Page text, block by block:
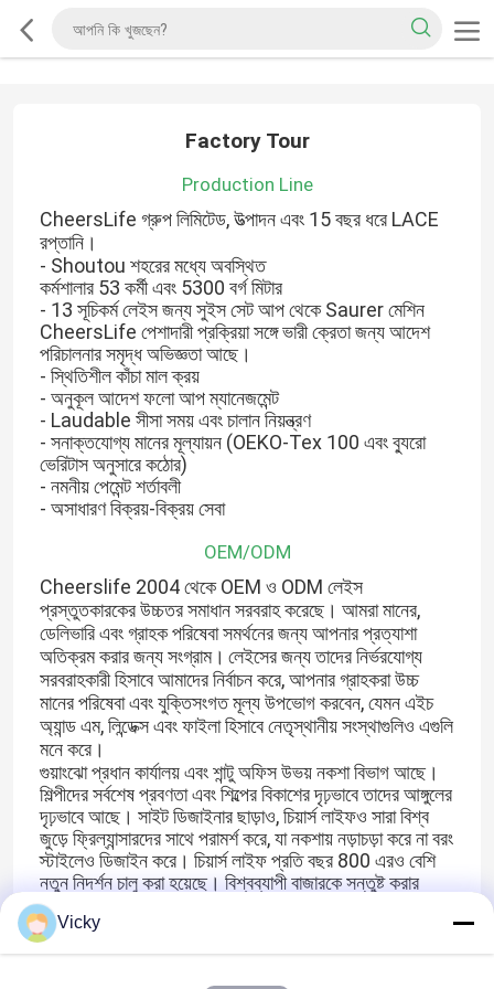
Factory Tour
Production Line
CheersLife গ্রুপ লিমিটেড, উত্পাদন এবং 15 বছর ধরে LACE
রপ্তানি।
- Shoutou শহরের মধ্যে অবস্থিত
কর্মশালার 53 কর্মী এবং 5300 বর্গ মিটার
- 13 সূচিকর্ম লেইস জন্য সুইস সেট আপ থেকে Saurer মেশিন
CheersLife পেশাদারী প্রক্রিয়া সঙ্গে ভারী ক্রেতা জন্য আদেশ
পরিচালনার সমৃদ্ধ অভিজ্ঞতা আছে।
- স্থিতিশীল কাঁচা মাল ক্রয়
- অনুকূল আদেশ ফলো আপ ম্যানেজমেন্ট
- Laudable সীসা সময় এবং চালান নিয়ন্ত্রণ
- সনাক্তযোগ্য মানের মূল্যায়ন (OEKO-Tex 100 এবং ব্যুরো
ভেরিটাস অনুসারে কঠোর)
- নমনীয় পেমেন্ট শর্তাবলী
- অসাধারণ বিক্রয়-বিক্রয় সেবা
OEM/ODM
Cheerslife 2004 থেকে OEM ও ODM লেইস
প্রস্তুতকারকের উচ্চতর সমাধান সরবরাহ করেছে। আমরা মানের,
ডেলিভারি এবং গ্রাহক পরিষেবা সমর্থনের জন্য আপনার প্রত্যাশা
অতিক্রম করার জন্য সংগ্রাম। লেইসের জন্য তাদের নির্ভরযোগ্য
সরবরাহকারী হিসাবে আমাদের নির্বাচন করে, আপনার গ্রাহকরা উচ্চ
মানের পরিষেবা এবং যুক্তিসংগত মূল্য উপভোগ করবেন, যেমন এইচ
অ্যান্ড এম, লিন্ডেক্স এবং ফাইলা হিসাবে নেতৃস্থানীয় সংস্থাগুলিও এগুলি
মনে করে।
গুয়াংঝো প্রধান কার্যালয় এবং শান্টু অফিস উভয় নকশা বিভাগ আছে।
শিল্পীদের সর্বশেষ প্রবণতা এবং শিল্পের বিকাশের দৃঢ়ভাবে তাদের আঙ্গুলের
দৃঢ়ভাবে আছে। সাইট ডিজাইনার ছাড়াও, চিয়ার্স লাইফও সারা বিশ্ব
জুড়ে ফ্রিল্যান্সারদের সাথে পরামর্শ করে, যা নকশায় নড়াচড়া করে না বরং
স্টাইলেও ডিজাইন করে। চিয়ার্স লাইফ প্রতি বছর 800 এরও বেশি
নতুন নিদর্শন চালু করা হয়েছে। বিশ্বব্যাপী বাজারকে সন্তুষ্ট করার
জন্য, চিয়ার্স লাইফ আধুনিক প্রভাবগুলি, সর্বশেষ কাটিয়া প্রান্তের
প্রবণতা এবং প্রযুক্তির সাথে ক্লাসিক শৈলী থেকে নিদর্শনগুলির সম্পূর্ণ
পরিসরকে আচ্ছাদন করে।
Vicky